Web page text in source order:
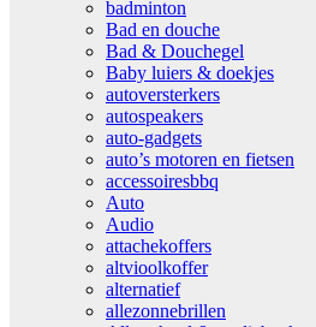
badminton
Bad en douche
Bad & Douchegel
Baby luiers & doekjes
autoversterkers
autospeakers
auto-gadgets
auto’s motoren en fietsen
accessoiresbbq
Auto
Audio
attachekoffers
altvioolkoffer
alternatief
allezonnebrillen